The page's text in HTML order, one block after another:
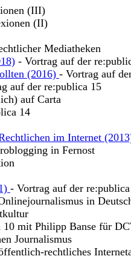
(III)
(II)
Mediatheken
- Vortrag auf der
(2016) - Vortrag auf
auf der re:publica 15
auf Carta
14
im Internet
in Fernost
- Vortrag auf der re:publica
in
mit Philipp Banse für
Journalismus
rechtliches